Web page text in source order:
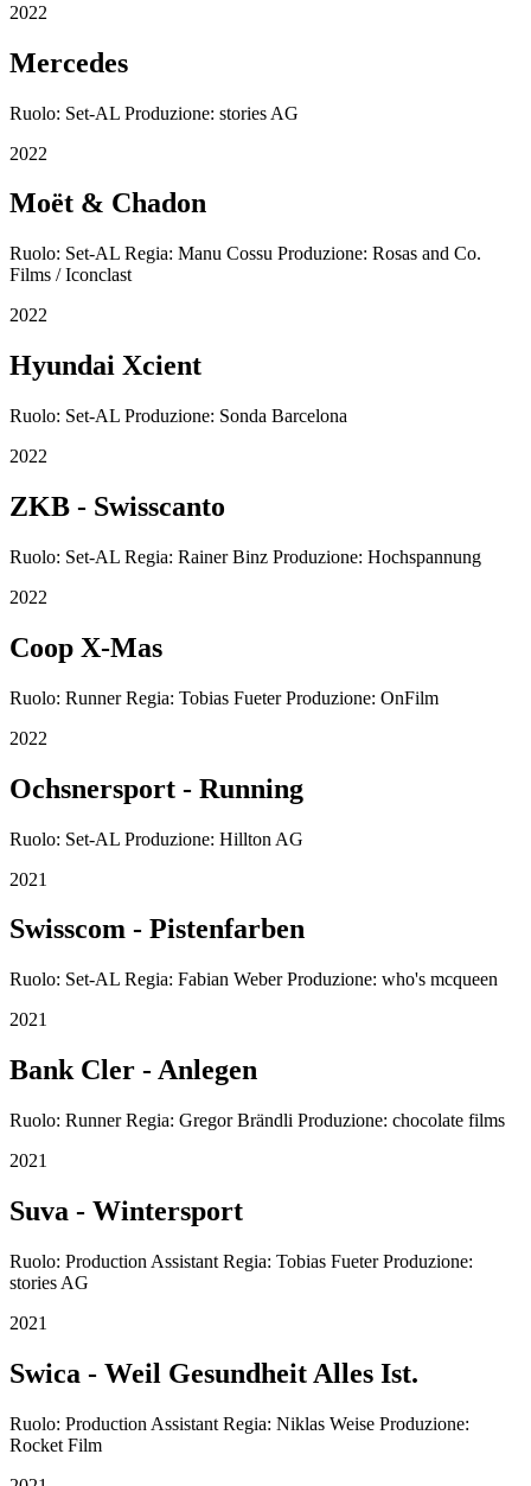
2022
Mercedes
Ruolo: Set-AL Produzione: stories AG
2022
Moët & Chadon
Ruolo: Set-AL Regia: Manu Cossu Produzione: Rosas and Co.
Films / Iconclast
2022
Hyundai Xcient
Ruolo: Set-AL Produzione: Sonda Barcelona
2022
ZKB - Swisscanto
Ruolo: Set-AL Regia: Rainer Binz Produzione: Hochspannung
2022
Coop X-Mas
Ruolo: Runner Regia: Tobias Fueter Produzione: OnFilm
2022
Ochsnersport - Running
Ruolo: Set-AL Produzione: Hillton AG
2021
Swisscom - Pistenfarben
Ruolo: Set-AL Regia: Fabian Weber Produzione: who's mcqueen
2021
Bank Cler - Anlegen
Ruolo: Runner Regia: Gregor Brändli Produzione: chocolate films
2021
Suva - Wintersport
Ruolo: Production Assistant Regia: Tobias Fueter Produzione:
stories AG
2021
Swica - Weil Gesundheit Alles Ist.
Ruolo: Production Assistant Regia: Niklas Weise Produzione:
Rocket Film